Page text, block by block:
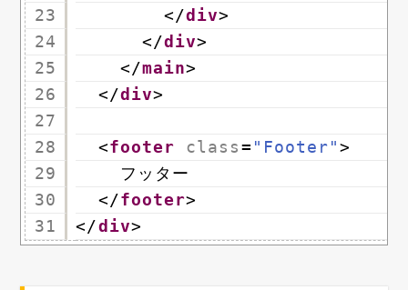
23
24
25
26
27
28
29
30
31
</div>
</div>
</main>
</div>
<footer class= "Footer">
フッター
</footer>
</div>